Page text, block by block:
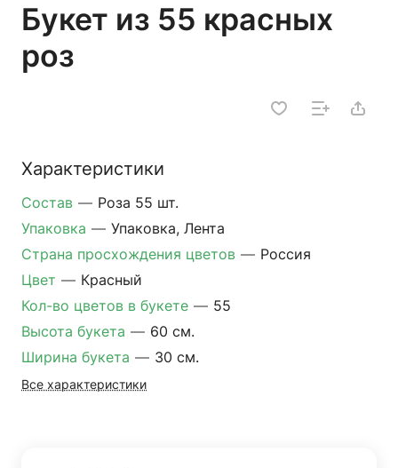
Букет из 55 красных
роз
Характеристики
Состав — Роза 55 шт.
Упаковка — Упаковка, Лента
Страна просхождения цветов — Россия
Цвет — Красный
Кол-во цветов в букете — 55
Высота букета — 60 см.
Ширина букета — 30 см.
Все характеристики